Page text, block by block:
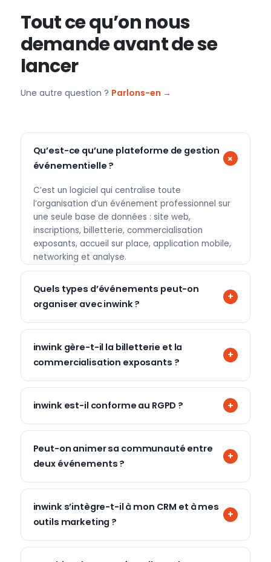
Tout ce qu’on nous
demande avant de se
lancer
Une autre question ? Parlons-en →
Qu’est-ce qu’une plateforme de gestion
événementielle ?
C’est un logiciel qui centralise toute
l’organisation d’un événement professionnel sur
une seule base de données : site web,
inscriptions, billetterie, commercialisation
exposants, accueil sur place, application mobile,
networking et analyse.
Quels types d’événements peut-on
organiser avec inwink ?
inwink gère-t-il la billetterie et la
commercialisation exposants ?
inwink est-il conforme au RGPD ?
Peut-on animer sa communauté entre
deux événements ?
inwink s’intègre-t-il à mon CRM et à mes
outils marketing ?